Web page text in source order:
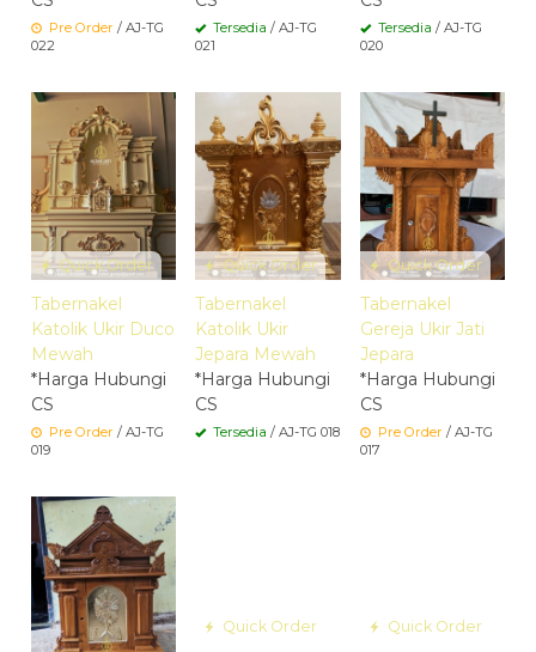
Pre Order / AJ-TG
022
Tersedia / AJ-TG
021
Tersedia / AJ-TG
020
Quick Order
Tabernakel
Katolik Ukir Duco
Mewah
*Harga Hubungi
CS
Pre Order / AJ-TG
019
Quick Order
Tabernakel
Katolik Ukir
Jepara Mewah
*Harga Hubungi
CS
Tersedia / AJ-TG 018
Quick Order
Tabernakel
Gereja Ukir Jati
Jepara
*Harga Hubungi
CS
Pre Order / AJ-TG
017
Quick Order Quick Order